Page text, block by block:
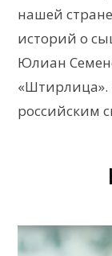
нашей
историй о
Юлиан
«Штирлица».
российским